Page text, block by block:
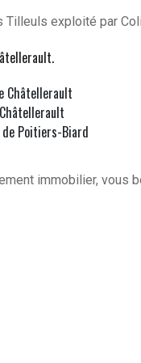
exploité par
.
Châtellerault
Poitiers-Biard
immobilier,